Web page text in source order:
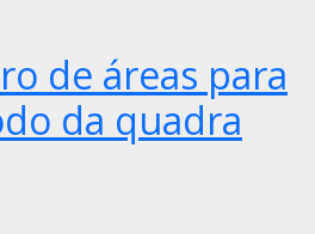
de áreas para
da quadra